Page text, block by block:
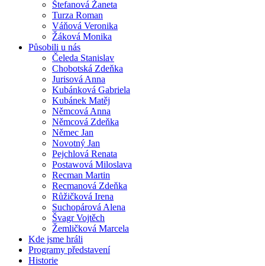
Štefanová Žaneta
Turza Roman
Váňová Veronika
Žáková Monika
Působili u nás
Čeleda Stanislav
Chobotská Zdeňka
Jurisová Anna
Kubánková Gabriela
Kubánek Matěj
Němcová Anna
Němcová Zdeňka
Němec Jan
Novotný Jan
Pejchlová Renata
Postawová Miloslava
Recman Martin
Recmanová Zdeňka
Růžičková Irena
Suchopárová Alena
Švagr Vojtěch
Žemličková Marcela
Kde jsme hráli
Programy představení
Historie